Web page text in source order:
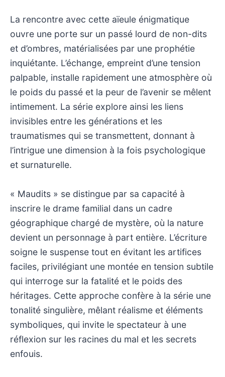
La rencontre avec cette aïeule énigmatique
ouvre une porte sur un passé lourd de non-dits
et d’ombres, matérialisées par une prophétie
inquiétante. L’échange, empreint d’une tension
palpable, installe rapidement une atmosphère où
le poids du passé et la peur de l’avenir se mêlent
intimement. La série explore ainsi les liens
invisibles entre les générations et les
traumatismes qui se transmettent, donnant à
l’intrigue une dimension à la fois psychologique
et surnaturelle.
« Maudits » se distingue par sa capacité à
inscrire le drame familial dans un cadre
géographique chargé de mystère, où la nature
devient un personnage à part entière. L’écriture
soigne le suspense tout en évitant les artifices
faciles, privilégiant une montée en tension subtile
qui interroge sur la fatalité et le poids des
héritages. Cette approche confère à la série une
tonalité singulière, mêlant réalisme et éléments
symboliques, qui invite le spectateur à une
réflexion sur les racines du mal et les secrets
enfouis.